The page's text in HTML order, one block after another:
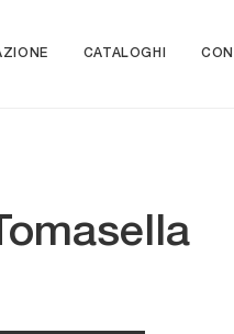
CATALOGHI